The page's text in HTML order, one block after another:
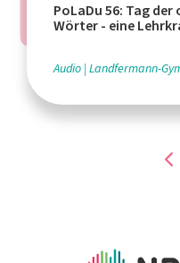
PoLaDu 56: Tag
Wörter - eine
Audio Landfermann-